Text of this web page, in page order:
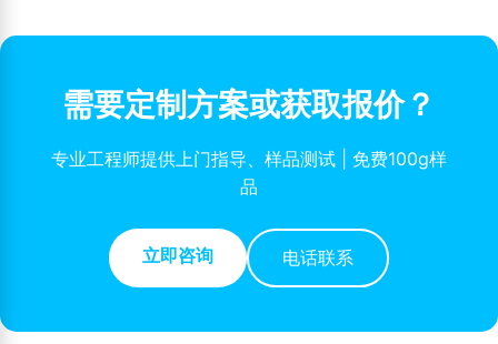
需要定制方案或获取报价？
专业工程师提供上门指导、样品测试 | 免费100g样
品
立即咨询 电话联系